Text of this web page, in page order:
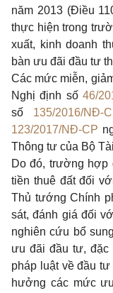
năm 2013 (Điều
thực hiện trong
xuất, kinh doanh
bàn ưu đãi đầu tư
Các mức miễn,
Nghị định số46/
số 135/2016/NĐ-
123/2017/NĐ-CP
Thông tư của Bộ
Do đó, trường hợp
tiền thuê đất đối
Thủ tướng Chính
sát, đánh giá đối
nghiên cứu bổ
ưu đãi đầu tư, đặc
pháp luật về đầu
hưởng các mức